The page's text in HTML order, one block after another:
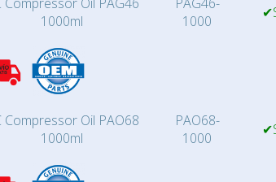
1000ml
1000
Compressor Oil PAO68
1000ml
PAO68-
1000